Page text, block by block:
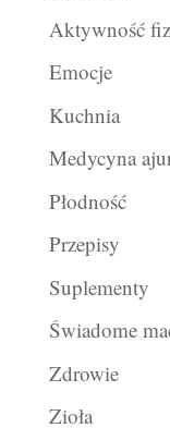
Aktywność
Emocje
Kuchnia
Medycyna
Płodność
Przepisy
Suplementy
Świadome
Zdrowie
Zioła